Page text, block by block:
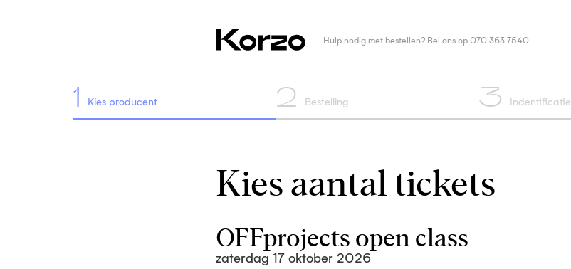
Hulp nodig met bestellen? Bel ons op 070 363 7540
1 Kies producent 2 Bestelling 3 Indentificatie
Kies aantal tickets
OFFprojects open class
zaterdag 17 oktober 2026